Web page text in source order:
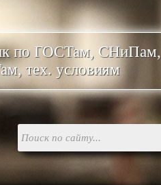
по ГОСТам, СНиПам,
тех. условиям